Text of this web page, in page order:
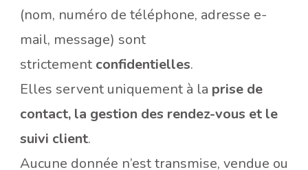
(nom, numéro de téléphone, adresse e-
mail, message) sont
strictement confidentielles.
Elles servent uniquement à la prise de
contact, la gestion des rendez-vous et le
suivi client.
Aucune donnée n’est transmise, vendue ou